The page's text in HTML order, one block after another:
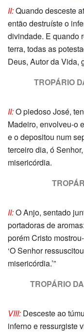
II:Quando desceste
então destruíste o
divindade. E quando
terra, todas as
Deus, Autor da Vida,
TROPÁRIO
II:O piedoso José,
Madeiro, envolveu-o
e o depositou num
terceiro dia, ó
misericórdia.
II:O Anjo, sentado
portadoras de
porém Cristo
‘O Senhor
misericórdia.’”
TROPÁRIO
VIII: Desceste ao
inferno e ressurgiste